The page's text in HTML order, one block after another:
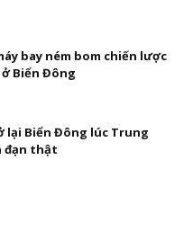
bay ném bom chiến lược
Biển Đông
lại Biển Đông lúc Trung
đạn thật